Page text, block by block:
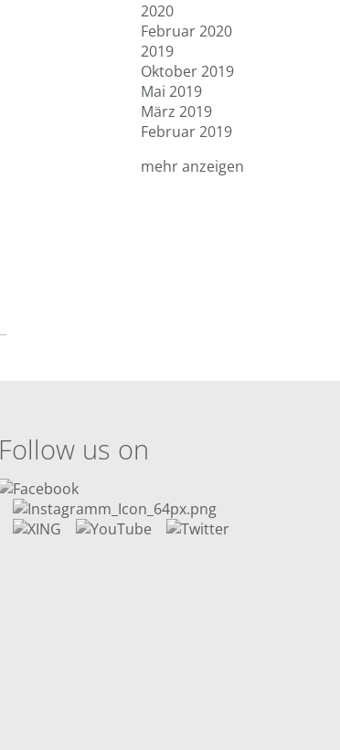
2020
Februar 2020
2019
Oktober 2019
Mai 2019
März 2019
Februar 2019
mehr anzeigen
Follow us on